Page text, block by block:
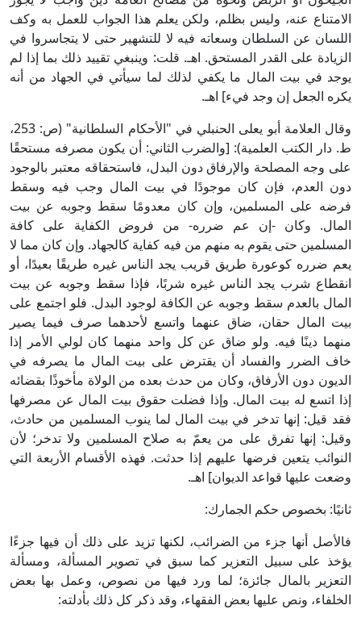
الامتناع عنه، وليس بظلم، ولكن يعلم هذا الجواب للعمل به وكف
اللسان عن السلطان وسعاته فيه لا للتشهير حتى لا يتجاسروا في
الزيادة على القدر المستحق. اهـ. قلت: وينبغي تقييد ذلك بما إذا لم
يوجد في بيت المال ما يكفي لذلك لما سيأتي في الجهاد من أنه
يكره الجعل إن وجد فيء] اهـ.
وقال العلامة أبو يعلى الحنبلي في "الأحكام السلطانية" (ص: 253،
ط. دار الكتب العلمية): [والضرب الثاني: أن يكون مصرفه مستحقًا
على وجه المصلحة والإرفاق دون البدل، فاستحقاقه معتبر بالوجود
دون العدم، فإن كان موجودًا في بيت المال وجب فيه وسقط
فرضه على المسلمين، وإن كان معدومًا سقط وجوبه عن بيت
المال. وكان -إن عم ضرره- من فروض الكفاية على كافة
المسلمين حتى يقوم به منهم من فيه كفاية كالجهاد. وإن كان مما لا
يعم ضرره كوعورة طريق قريب يجد الناس غيره طريقًا بعيدًا، أو
انقطاع شرب يجد الناس غيره شربًا، فإذا سقط وجوبه عن بيت
المال بالعدم سقط وجوبه عن الكافة لوجود البدل. فلو اجتمع على
بيت المال حقان، ضاق عنهما واتسع لأحدهما صرف فيما يصير
منهما دينًا فيه. ولو ضاق عن كل واحد منهما كان لولي الأمر إذا
خاف الضرر والفساد أن يقترض على بيت المال ما يصرفه في
الديون دون الأرفاق، وكان من حدث بعده من الولاة مأخوذًا بقضائه
إذا اتسع له بيت المال. وإذا فضلت حقوق بيت المال عن مصرفها
فقد قيل: إنها تدخر في بيت المال لما ينوب المسلمين من حادث،
وقيل: إنها تفرق على من يعمّ به صلاح المسلمين ولا تدخر؛ لأن
النوائب يتعين فرضها عليهم إذا حدثت. فهذه الأقسام الأربعة التي
وضعت عليها قواعد الديوان] اهـ.
ثانيًا: بخصوص حكم الجمارك:
فالأصل أنها جزء من الضرائب، لكنها تزيد على ذلك أن فيها جزءًا
يؤخذ على سبيل التعزير كما سبق في تصوير المسألة، ومسألة
التعزير بالمال جائزة؛ لما ورد فيها من نصوص، وعمل بها بعض
الخلفاء، ونص عليها بعض الفقهاء، وقد ذكر كل ذلك بأدلته: